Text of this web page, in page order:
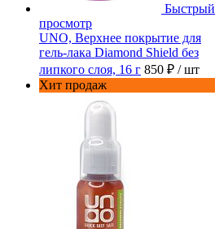
Быстрый
просмотр
UNO, Верхнее покрытие для
гель-лака Diamond Shield без
липкого слоя, 16 г 850 ₽ / шт
Хит продаж